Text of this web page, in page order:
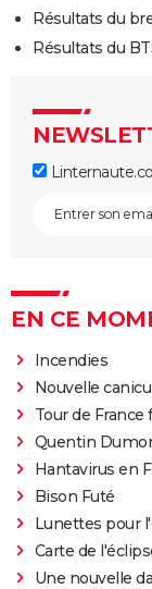
Résultats du
Résultats du
EN CE
Incendies
Nouvelle
Tour de
Quentin
Hantavirus en
Bison Futé
Lunettes pour
Carte de
Une nouvelle